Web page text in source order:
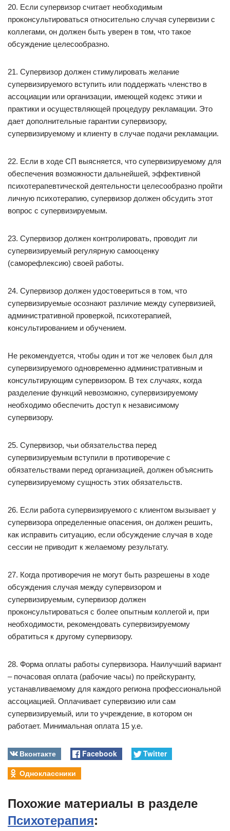
20. Если супервизор считает необходимым
проконсультироваться относительно случая супервизии с
коллегами, он должен быть уверен в том, что такое
обсуждение целесообразно.
21. Супервизор должен стимулировать желание
супервизируемого вступить или поддержать членство в
ассоциации или организации, имеющей кодекс этики и
практики и осуществляющей процедуру рекламации. Это
дает дополнительные гарантии супервизору,
супервизируемому и клиенту в случае подачи рекламации.
22. Если в ходе СП выясняется, что супервизируемому для
обеспечения возможности дальнейшей, эффективной
психотерапевтической деятельности целесообразно пройти
личную психотерапию, супервизор должен обсудить этот
вопрос с супервизируемым.
23. Супервизор должен контролировать, проводит ли
супервизируемый регулярную самооценку
(саморефлексию) своей работы.
24. Супервизор должен удостовериться в том, что
супервизируемые осознают различие между супервизией,
административной проверкой, психотерапией,
консультированием и обучением.
Не рекомендуется, чтобы один и тот же человек был для
супервизируемого одновременно административным и
консультирующим супервизором. В тех случаях, когда
разделение функций невозможно, супервизируемому
необходимо обеспечить доступ к независимому
супервизору.
25. Супервизор, чьи обязательства перед
супервизируемым вступили в противоречие с
обязательствами перед организацией, должен объяснить
супервизируемому сущность этих обязательств.
26. Если работа супервизируемого с клиентом вызывает у
супервизора определенные опасения, он должен решить,
как исправить ситуацию, если обсуждение случая в ходе
сессии не приводит к желаемому результату.
27. Когда противоречия не могут быть разрешены в ходе
обсуждения случая между супервизором и
супервизируемым, супервизор должен
проконсультироваться с более опытным коллегой и, при
необходимости, рекомендовать супервизируемому
обратиться к другому супервизору.
28. Форма оплаты работы супервизора. Наилучший вариант
– почасовая оплата (рабочие часы) по прейскуранту,
устанавливаемому для каждого региона профессиональной
ассоциацией. Оплачивает супервизию или сам
супервизируемый, или то учреждение, в котором он
работает. Минимальная оплата 15 у.е.
Вконтакте Facebook
Twitter
Одноклассники
Похожие материалы в разделе
Психотерапия: